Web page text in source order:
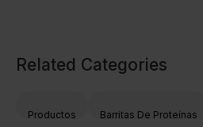
Related Categories
Productos Barritas De Proteínas